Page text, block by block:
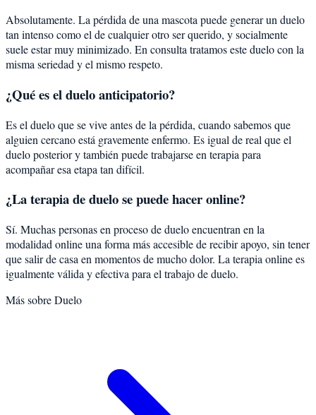
Absolutamente. La pérdida de una mascota puede generar un duelo
tan intenso como el de cualquier otro ser querido, y socialmente
suele estar muy minimizado. En consulta tratamos este duelo con la
misma seriedad y el mismo respeto.
¿Qué es el duelo anticipatorio?
Es el duelo que se vive antes de la pérdida, cuando sabemos que
alguien cercano está gravemente enfermo. Es igual de real que el
duelo posterior y también puede trabajarse en terapia para
acompañar esa etapa tan difícil.
¿La terapia de duelo se puede hacer online?
Sí. Muchas personas en proceso de duelo encuentran en la
modalidad online una forma más accesible de recibir apoyo, sin tener
que salir de casa en momentos de mucho dolor. La terapia online es
igualmente válida y efectiva para el trabajo de duelo.
Más sobreDuelo